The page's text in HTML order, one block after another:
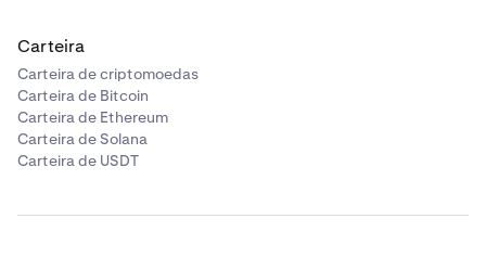
Carteira
Carteira de criptomoedas
Carteira de Bitcoin
Carteira de Ethereum
Carteira de Solana
Carteira de USDT